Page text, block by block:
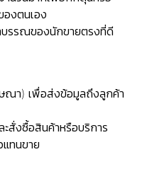
องตนเอง
บรรณของนักขายตรงที่ดี
ณา) เพื่อส่งข้อมูลถึงลูกค้า
สั่งซื้อสินค้าหรือบริการ
แทนขาย